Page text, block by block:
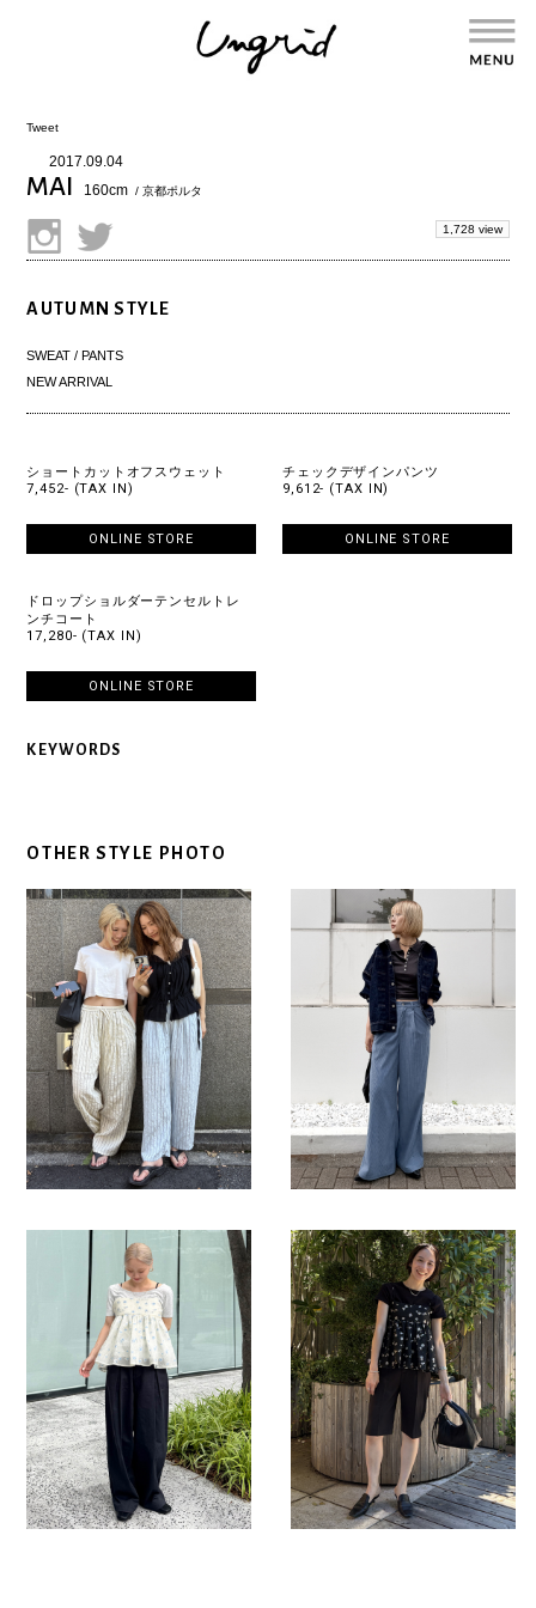
Tweet
2017.09.04
MAI 160cm / 京都ポルタ
1,728 view
AUTUMN STYLE
SWEAT / PANTS
NEW ARRIVAL
ショートカットオフスウェット
7,452- (TAX IN)
ONLINE STORE
チェックデザインパンツ
9,612- (TAX IN)
ONLINE STORE
ドロップショルダーテンセルトレ
ンチコート
17,280- (TAX IN)
ONLINE STORE
KEYWORDS
OTHER STYLE PHOTO